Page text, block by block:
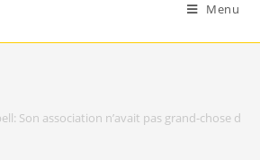
Menu
Son association n’avait pas grand-chose de